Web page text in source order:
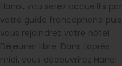
Hanoi, vou serez accueillis par
votre guide francophone puis
vous rejoindrez votre hôtel.
Déjeuner libre. Dans l’après-
midi, vous découvrirez Hanoi